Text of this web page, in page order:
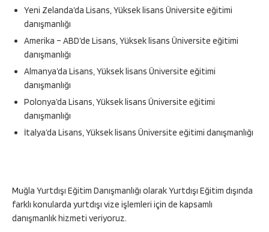
Yeni Zelanda’da Lisans, Yüksek lisans Üniversite eğitimi
danışmanlığı
Amerika – ABD’de Lisans, Yüksek lisans Üniversite eğitimi
danışmanlığı
Almanya’da Lisans, Yüksek lisans Üniversite eğitimi
danışmanlığı
Polonya’da Lisans, Yüksek lisans Üniversite eğitimi
danışmanlığı
İtalya’da Lisans, Yüksek lisans Üniversite eğitimi danışmanlığı
Muğla Yurtdışı Eğitim Danışmanlığı olarak Yurtdışı Eğitim dışında
farklı konularda yurtdışı vize işlemleri için de kapsamlı
danışmanlık hizmeti veriyoruz.